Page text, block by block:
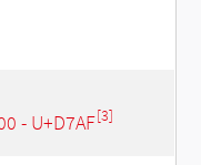
- U+D7AF[3]